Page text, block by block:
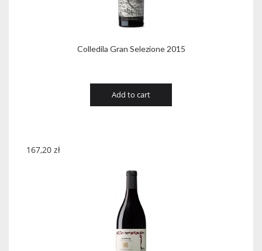
Colledila Gran Selezione 2015
Add to cart
167,20 zł